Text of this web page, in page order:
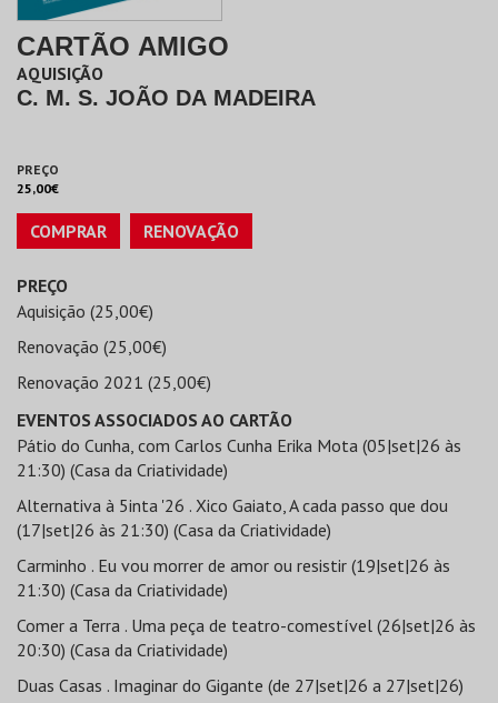
CARTÃO AMIGO
AQUISIÇÃO
C. M. S. JOÃO DA MADEIRA
PREÇO
25,00€
COMPRAR RENOVAÇÃO
PREÇO
Aquisição (25,00€)
Renovação (25,00€)
Renovação 2021 (25,00€)
EVENTOS ASSOCIADOS AO CARTÃO
Pátio do Cunha, com Carlos Cunha Erika Mota (05|set|26 às
21:30) (Casa da Criatividade)
Alternativa à 5inta '26 . Xico Gaiato, A cada passo que dou
(17|set|26 às 21:30) (Casa da Criatividade)
Carminho . Eu vou morrer de amor ou resistir (19|set|26 às
21:30) (Casa da Criatividade)
Comer a Terra . Uma peça de teatro-comestível (26|set|26 às
20:30) (Casa da Criatividade)
Duas Casas . Imaginar do Gigante (de 27|set|26 a 27|set|26)